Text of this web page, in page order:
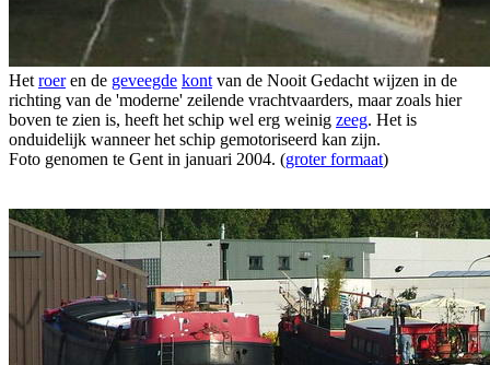
Het roeren de geveegde kont van de Nooit Gedacht wijzen in de
richting van de 'moderne' zeilende vrachtvaarders, maar zoals hier
boven te zien is, heeft het schip wel erg weinig zeeg. Het is
onduidelijk wanneer het schip gemotoriseerd kan zijn.
Foto genomen te Gent in januari 2004. (groter formaat)